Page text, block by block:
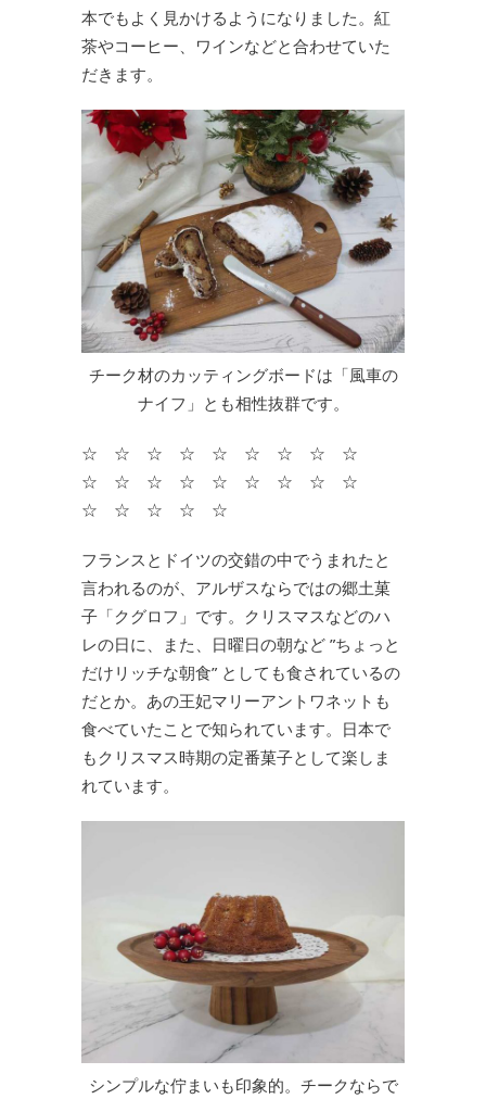
本でもよく見かけるようになりました。紅
茶やコーヒー、ワインなどと合わせていた
だきます。
チーク材のカッティングボードは「風車の
ナイフ」とも相性抜群です。
☆ ☆ ☆ ☆ ☆ ☆ ☆ ☆ ☆
☆ ☆ ☆ ☆ ☆ ☆ ☆ ☆ ☆
☆ ☆ ☆ ☆ ☆
フランスとドイツの交錯の中でうまれたと
言われるのが、アルザスならではの郷土菓
子「クグロフ」です。クリスマスなどのハ
レの日に、また、日曜日の朝など ”ちょっと
だけリッチな朝食” としても食されているの
だとか。あの王妃マリーアントワネットも
食べていたことで知られています。日本で
もクリスマス時期の定番菓子として楽しま
れています。
シンプルな佇まいも印象的。チークならで